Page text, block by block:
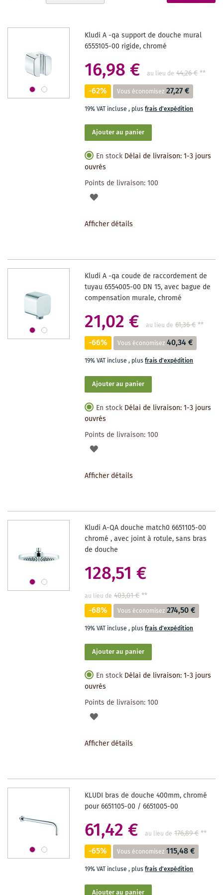
actuellement
page
Kludi A -qa support de douche mural
6555105-00 rigide, chromé
16,98 € au lieu de 44,26 €**
-62% Vous économisez 27,27 €
19% VAT incluse, plusfrais d'expédition
Ajouter au panier
En stock Délai de livraison: 1-3 jours
ouvrés
Points de livraison:100
AJOUTER
SOUHAITS
Afficher détails
Kludi A -qa coude de raccordement de
tuyau 6554005-00 DN 15, avec bague de
compensation murale, chromé
21,02 € au lieu de 61,36 €**
-66% Vous économisez 40,34 €
19% VAT incluse, plusfrais d'expédition
Ajouter au panier
En stock Délai de livraison: 1-3 jours
ouvrés
Points de livraison:100
AJOUTER
SOUHAITS
Afficher détails
Kludi A-QA douche match0 6651105-00
chromé , avec joint à rotule, sans bras
de douche
128,51 €
au lieu de 403,01 €**
-68% Vous économisez 274,50 €
19% VAT incluse, plusfrais d'expédition
Ajouter au panier
En stock Délai de livraison: 1-3 jours
ouvrés
Points de livraison:100
AJOUTER
SOUHAITS
Afficher détails
KLUDI bras de douche 400mm, chromé
pour 6651105-00 / 6651005-00
61,42 € au lieu de 176,89 €**
-65% Vous économisez 115,48 €
19% VAT incluse, plusfrais d'expédition
Ajouter au panier